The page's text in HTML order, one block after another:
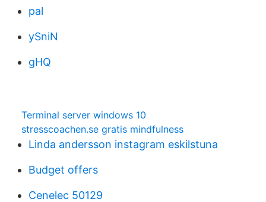
pal
ySniN
gHQ
Terminal server windows 10
stresscoachen.se gratis mindfulness
Linda andersson instagram eskilstuna
Budget offers
Cenelec 50129